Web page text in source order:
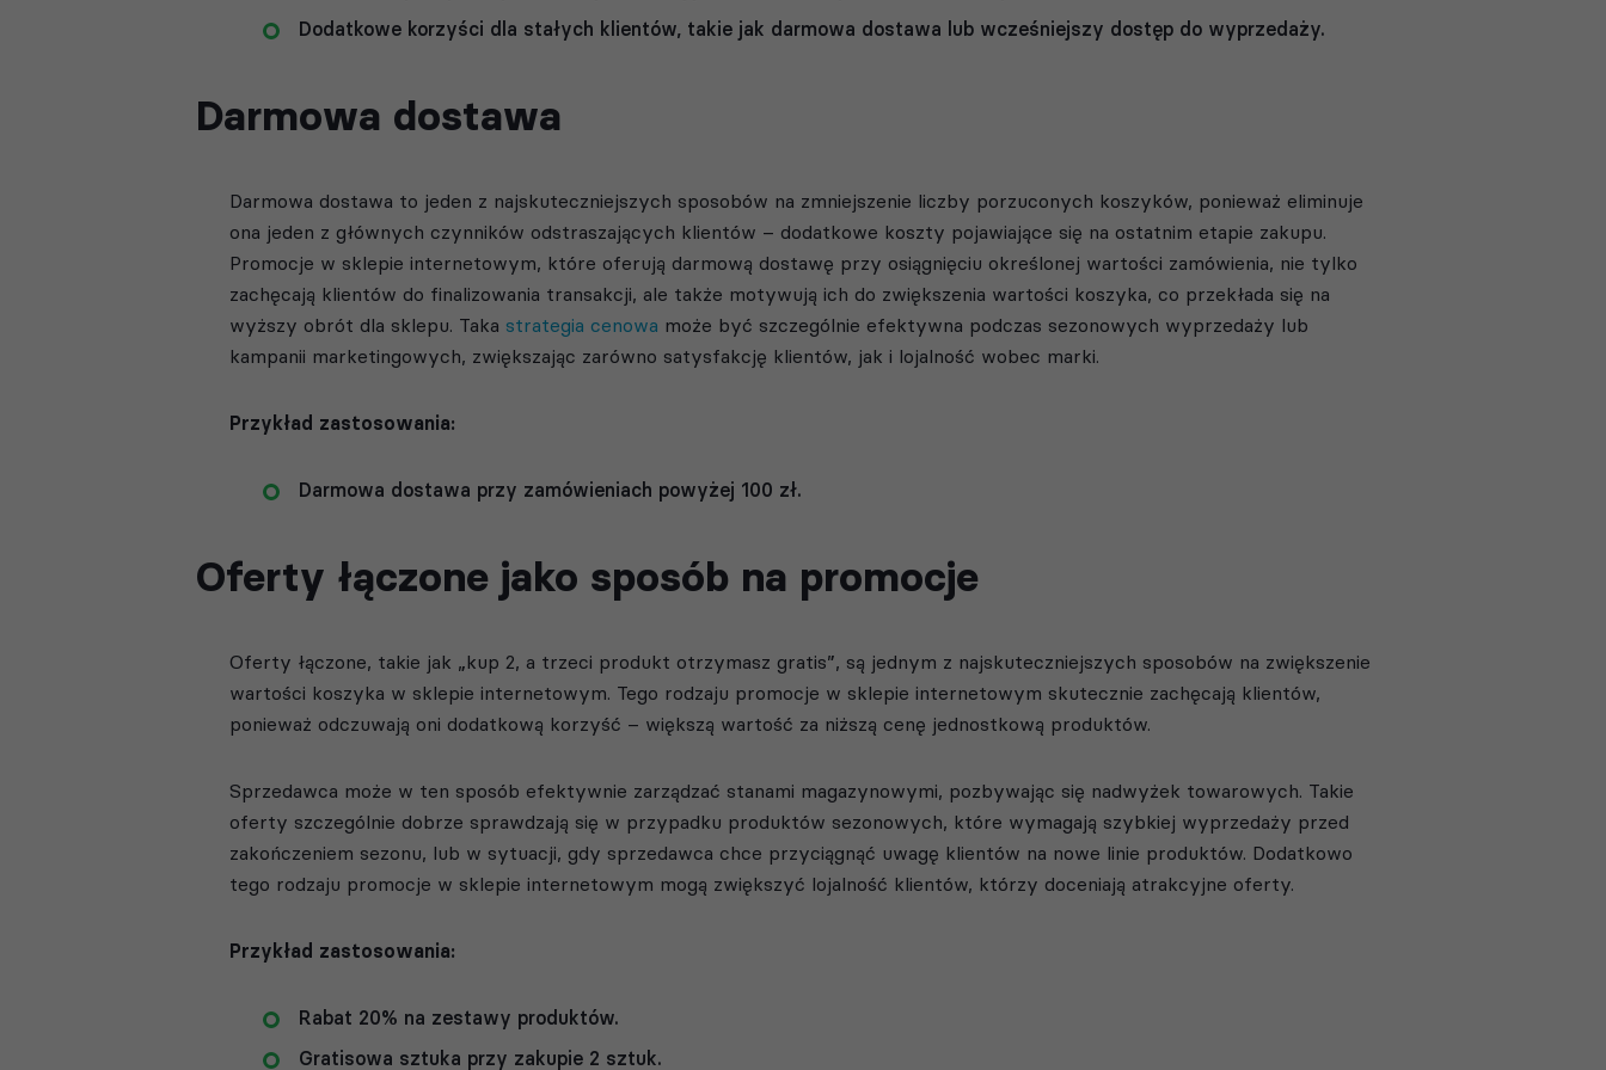
Dodatkowe korzyści dla stałych klientów, takie jak darmowa dostawa lub wcześniejszy dostęp do wyprzedaży.
Darmowa dostawa
Darmowa dostawa to jeden z najskuteczniejszych sposobów na zmniejszenie liczby porzuconych koszyków, ponieważ eliminuje
ona jeden z głównych czynników odstraszających klientów – dodatkowe koszty pojawiające się na ostatnim etapie zakupu.
Promocje w sklepie internetowym, które oferują darmową dostawę przy osiągnięciu określonej wartości zamówienia, nie tylko
zachęcają klientów do finalizowania transakcji, ale także motywują ich do zwiększenia wartości koszyka, co przekłada się na
wyższy obrót dla sklepu. Taka strategia cenowa może być szczególnie efektywna podczas sezonowych wyprzedaży lub
kampanii marketingowych, zwiększając zarówno satysfakcję klientów, jak i lojalność wobec marki.
Przykład zastosowania:
Darmowa dostawa przy zamówieniach powyżej 100 zł.
Oferty łączone jako sposób na promocje
Oferty łączone, takie jak „kup 2, a trzeci produkt otrzymasz gratis”, są jednym z najskuteczniejszych sposobów na zwiększenie
wartości koszyka w sklepie internetowym. Tego rodzaju promocje w sklepie internetowym skutecznie zachęcają klientów,
ponieważ odczuwają oni dodatkową korzyść – większą wartość za niższą cenę jednostkową produktów.
Sprzedawca może w ten sposób efektywnie zarządzać stanami magazynowymi, pozbywając się nadwyżek towarowych. Takie
oferty szczególnie dobrze sprawdzają się w przypadku produktów sezonowych, które wymagają szybkiej wyprzedaży przed
zakończeniem sezonu, lub w sytuacji, gdy sprzedawca chce przyciągnąć uwagę klientów na nowe linie produktów. Dodatkowo
tego rodzaju promocje w sklepie internetowym mogą zwiększyć lojalność klientów, którzy doceniają atrakcyjne oferty.
Przykład zastosowania:
Rabat 20% na zestawy produktów.
Gratisowa sztuka przy zakupie 2 sztuk.